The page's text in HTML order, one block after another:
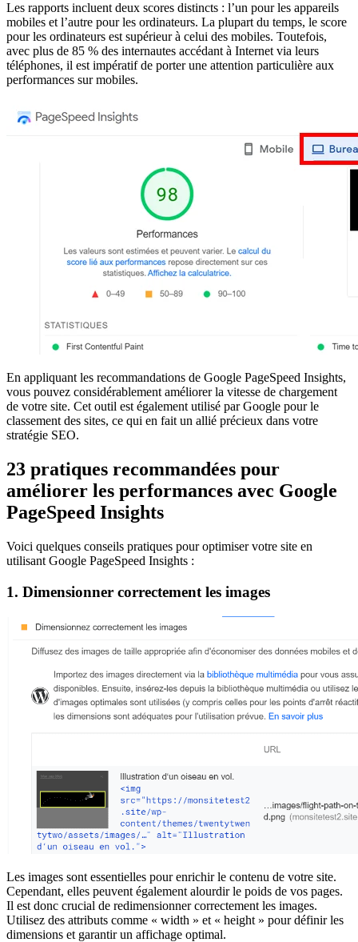
Les rapports incluent deux scores distincts : l’un pour les appareils
mobiles et l’autre pour les ordinateurs. La plupart du temps, le score
pour les ordinateurs est supérieur à celui des mobiles. Toutefois,
avec plus de 85 % des internautes accédant à Internet via leurs
téléphones, il est impératif de porter une attention particulière aux
performances sur mobiles.
En appliquant les recommandations de Google PageSpeed Insights,
vous pouvez considérablement améliorer la vitesse de chargement
de votre site. Cet outil est également utilisé par Google pour le
classement des sites, ce qui en fait un allié précieux dans votre
stratégie SEO.
23 pratiques recommandées pour
améliorer les performances avec Google
PageSpeed Insights
Voici quelques conseils pratiques pour optimiser votre site en
utilisant Google PageSpeed Insights :
1. Dimensionner correctement les images
Les images sont essentielles pour enrichir le contenu de votre site.
Cependant, elles peuvent également alourdir le poids de vos pages.
Il est donc crucial de redimensionner correctement les images.
Utilisez des attributs comme « width » et « height » pour définir les
dimensions et garantir un affichage optimal.